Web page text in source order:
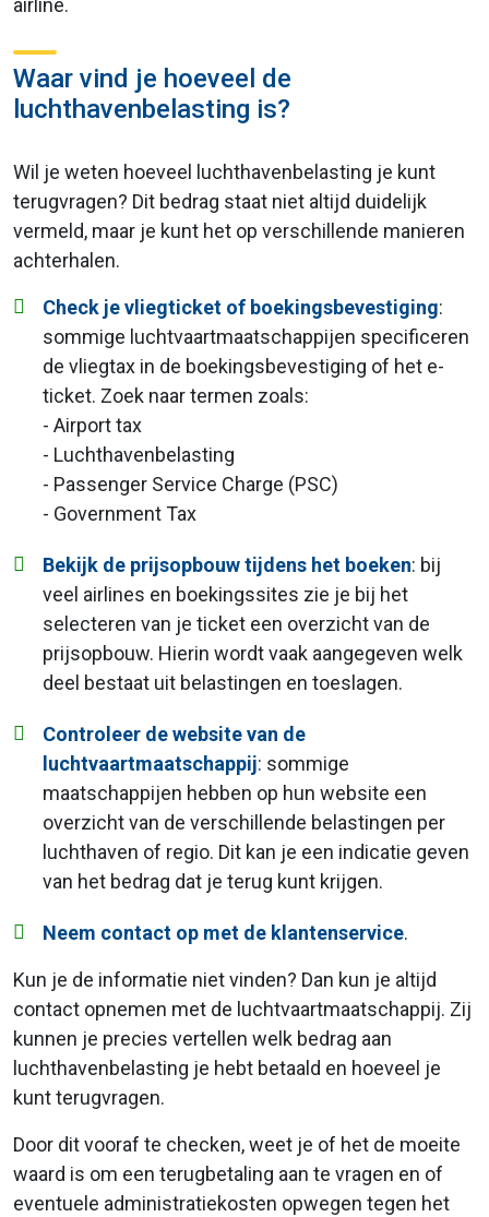
airline.
Waar vind je hoeveel de
luchthavenbelasting is?
Wil je weten hoeveel luchthavenbelasting je kunt
terugvragen? Dit bedrag staat niet altijd duidelijk
vermeld, maar je kunt het op verschillende manieren
achterhalen.
Check je vliegticket of boekingsbevestiging:
sommige luchtvaartmaatschappijen specificeren
de vliegtax in de boekingsbevestiging of het e-
ticket. Zoek naar termen zoals:
- Airport tax
- Luchthavenbelasting
- Passenger Service Charge (PSC)
- Government Tax
Bekijk de prijsopbouw tijdens het boeken: bij
veel airlines en boekingssites zie je bij het
selecteren van je ticket een overzicht van de
prijsopbouw. Hierin wordt vaak aangegeven welk
deel bestaat uit belastingen en toeslagen.
Controleer de website van de
luchtvaartmaatschappij: sommige
maatschappijen hebben op hun website een
overzicht van de verschillende belastingen per
luchthaven of regio. Dit kan je een indicatie geven
van het bedrag dat je terug kunt krijgen.
Neem contact op met de klantenservice.
Kun je de informatie niet vinden? Dan kun je altijd
contact opnemen met de luchtvaartmaatschappij. Zij
kunnen je precies vertellen welk bedrag aan
luchthavenbelasting je hebt betaald en hoeveel je
kunt terugvragen.
Door dit vooraf te checken, weet je of het de moeite
waard is om een terugbetaling aan te vragen en of
eventuele administratiekosten opwegen tegen het